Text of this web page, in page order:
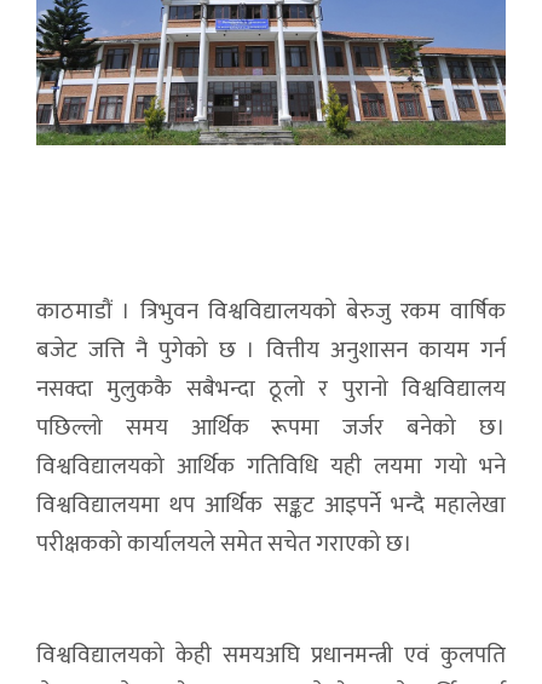
काठमाडौं । त्रिभुवन विश्वविद्यालयको बेरुजु रकम वार्षिक
बजेट जत्ति नै पुगेको छ । वित्तीय अनुशासन कायम गर्न
नसक्दा मुलुककै सबैभन्दा ठूलो र पुरानो विश्वविद्यालय
पछिल्लो समय आर्थिक रूपमा जर्जर बनेको छ।
विश्वविद्यालयको आर्थिक गतिविधि यही लयमा गयो भने
विश्वविद्यालयमा थप आर्थिक सङ्कट आइपर्ने भन्दै महालेखा
परीक्षकको कार्यालयले समेत सचेत गराएको छ।
विश्वविद्यालयको केही समयअघि प्रधानमन्त्री एवं कुलपति